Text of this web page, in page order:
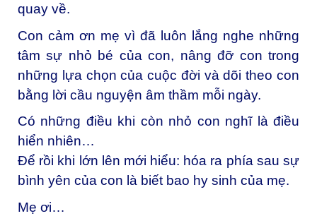
quay về.
Con cảm ơn mẹ vì đã luôn lắng nghe những
tâm sự nhỏ bé của con, nâng đỡ con trong
những lựa chọn của cuộc đời và dõi theo con
bằng lời cầu nguyện âm thầm mỗi ngày.
Có những điều khi còn nhỏ con nghĩ là điều
hiển nhiên…
Để rồi khi lớn lên mới hiểu: hóa ra phía sau sự
bình yên của con là biết bao hy sinh của mẹ.
Mẹ ơi…